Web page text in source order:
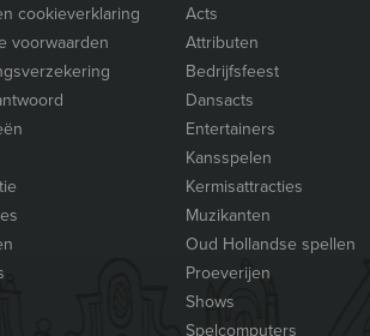
cookieverklaring
voorwaarden
Acts
Attributen
Bedrijfsfeest
Dansacts
Entertainers
Kansspelen
Kermisattracties
Muzikanten
Oud Hollandse spellen
Proeverijen
Shows
Spelcomputers